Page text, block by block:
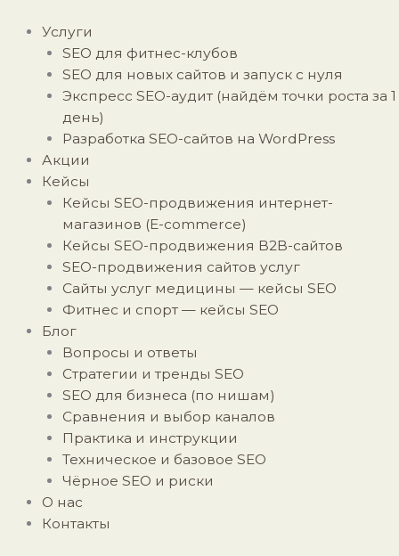
содержимому
Услуги
SEO для фитнес-клубов
SEO для новых сайтов и запуск с нуля
Экспресс SEO-аудит (найдём точки роста за 1
день)
Разработка SEO-сайтов на WordPress
Акции
Кейсы
Кейсы SEO-продвижения интернет-
магазинов (E-commerce)
Кейсы SEO-продвижения B2B-сайтов
SEO-продвижения сайтов услуг
Сайты услуг медицины — кейсы SEO
Фитнес и спорт — кейсы SEO
Блог
Вопросы и ответы
Стратегии и тренды SEO
SEO для бизнеса (по нишам)
Сравнения и выбор каналов
Практика и инструкции
Техническое и базовое SEO
Чёрное SEO и риски
О нас
Контакты